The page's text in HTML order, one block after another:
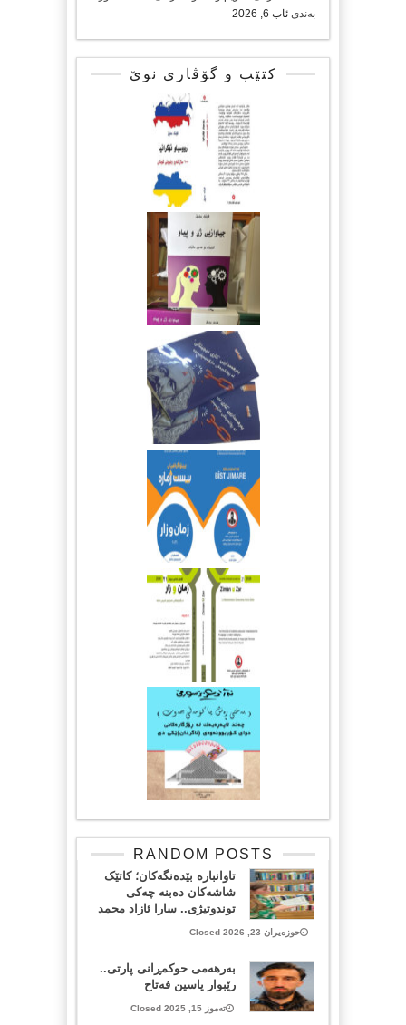
بەندی ئاب 6, 2026
کتێب و گۆڤاری نوێ
RANDOM POSTS
تاوانبارە بێدەنگەکان؛ کاتێک
شاشەکان دەبنە چەکی
توندوتیژی.. سارا ئازاد محمد
حوزەیران 23, 2026 Closed
بەرهەمی حوکمڕانی پارتی..
رێبوار ياسين فەتاح
تەموز 15, 2025 Closed